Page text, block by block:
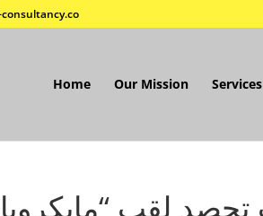
Home Our Mission Services